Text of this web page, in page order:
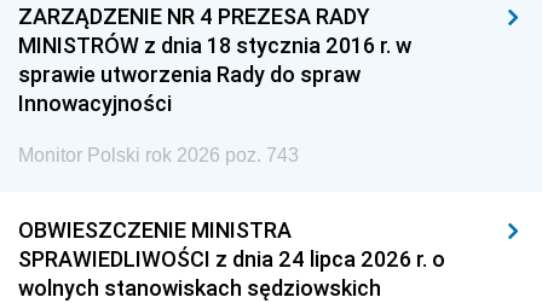
ZARZĄDZENIE NR 4 PREZESA RADY
MINISTRÓW z dnia 18 stycznia 2016 r. w
sprawie utworzenia Rady do spraw
Innowacyjności
Monitor Polski rok 2026 poz. 743
OBWIESZCZENIE MINISTRA
SPRAWIEDLIWOŚCI z dnia 24 lipca 2026 r. o
wolnych stanowiskach sędziowskich